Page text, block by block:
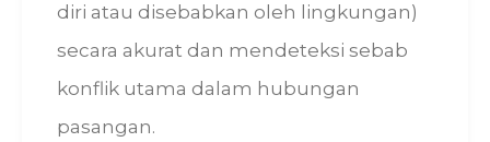
diri atau disebabkan oleh lingkungan)
secara akurat dan mendeteksi sebab
konflik utama dalam hubungan
pasangan.